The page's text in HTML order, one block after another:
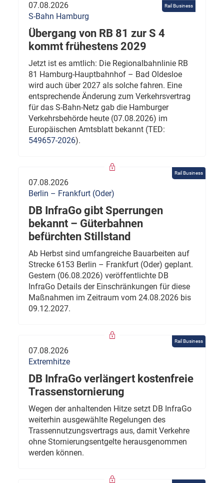
Rail Business
07.08.2026
S-Bahn Hamburg
Übergang von RB 81 zur S 4
kommt frühestens 2029
Jetzt ist es amtlich: Die Regionalbahnlinie RB
81 Hamburg-Hauptbahnhof – Bad Oldesloe
wird auch über 2027 als solche fahren. Eine
entsprechende Änderung zum Verkehrsvertrag
für das S-Bahn-Netz gab die Hamburger
Verkehrsbehörde heute (07.08.2026) im
Europäischen Amtsblatt bekannt (TED:
549657-2026).
Rail Business
07.08.2026
Berlin – Frankfurt (Oder)
DB InfraGo gibt Sperrungen
bekannt – Güterbahnen
befürchten Stillstand
Ab Herbst sind umfangreiche Bauarbeiten auf
Strecke 6153 Berlin – Frankfurt (Oder) geplant.
Gestern (06.08.2026) veröffentlichte DB
InfraGo Details der Einschränkungen für diese
Maßnahmen im Zeitraum vom 24.08.2026 bis
09.12.2027.
Rail Business
07.08.2026
Extremhitze
DB InfraGo verlängert kostenfreie
Trassenstornierung
Wegen der anhaltenden Hitze setzt DB InfraGo
weiterhin ausgewählte Regelungen des
Trassennutzungsvertrags aus, damit Verkehre
ohne Stornierungsentgelte herausgenommen
werden können.